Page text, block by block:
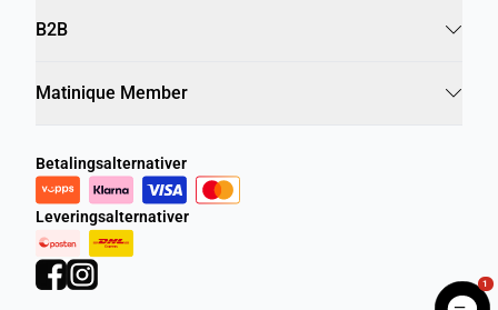
B2B
Matinique Member
Betalingsalternativer
Leveringsalternativer
1